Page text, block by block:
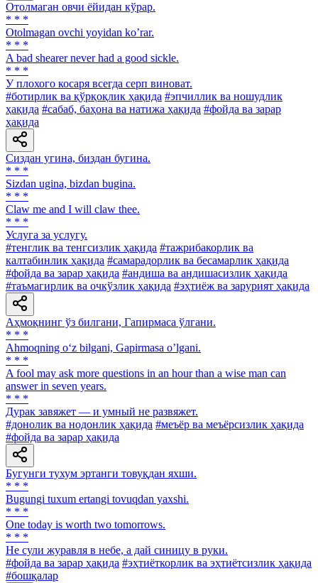
Отолмаган овчи ёйидан кўрар.
* * *
Otolmagan ovchi yoyidan koʼrar.
* * *
A bad shearer never had a good sickle.
* * *
У плохого косаря всегда серп виноват.
#ботирлик ва қўрқоқлик ҳақида #эпчиллик ва ношудлик
ҳақида #сабаб, баҳона ва натижа ҳақида #фойда ва зарар
ҳақида
Сиздан угина, биздан бугина.
* * *
Sizdan ugina, bizdan bugina.
* * *
Claw me and I will claw thee.
* * *
Услуга за услугу.
#тенглик ва тенгсизлик ҳақида #тажрибакорлик ва
калтабинлик ҳақида #самарадорлик ва бесамарлик ҳақида
#фойда ва зарар ҳақида #андиша ва андишасизлик ҳақида
#таъмагирлик ва очкўзлик ҳақида #эҳтиёж ва зарурият ҳақида
Аҳмоқнинг ўз билгани, Гапирмаса ўлгани.
* * *
Ahmoqning o‘z bilgani, Gapirmasa o’lgani.
* * *
A fool may ask more questions in an hour than a wise man can
answer in seven years.
* * *
Дурак завяжет — и умный не развяжет.
#донолик ва нодонлик ҳақида #меъёр ва меъёрсизлик ҳақида
#фойда ва зарар ҳақида
Бугунги тухум эртанги товуқдан яхши.
* * *
Bugungi tuxum ertangi tovuqdan yaxshi.
* * *
One today is worth two tomorrows.
* * *
He сули журавля в небе, а дай синицу в руки.
#фойда ва зарар ҳақида #эҳтиёткорлик ва эҳтиётсизлик ҳақида
#бошқалар